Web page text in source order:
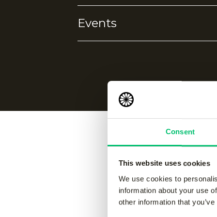
Consent
This website uses cookies
We use cookies to
information about your use
other information that
Events
Jaipur women performance
Jaipur